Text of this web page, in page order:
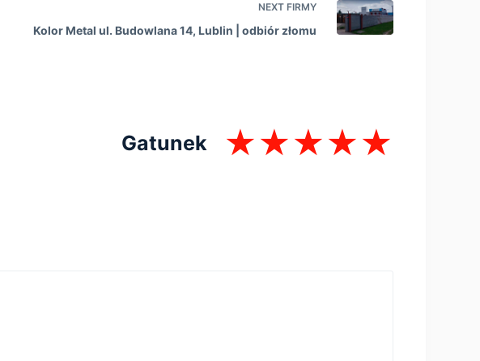
NEXT FIRMY
Kolor Metal ul. Budowlana 14, Lublin | оdbiór złomu
Gatunek